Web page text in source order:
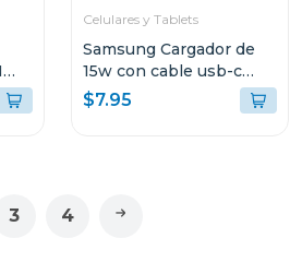
Celulares y Tablets
Samsung Cargador de
15w con cable usb-c
color negro ept1510
$7.95
3 4